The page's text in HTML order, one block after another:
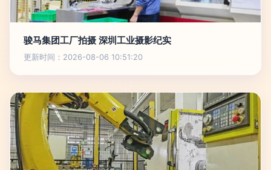
骏马集团工厂拍摄 深圳工业摄影纪实
更新时间：2026-08-06 10:51:20